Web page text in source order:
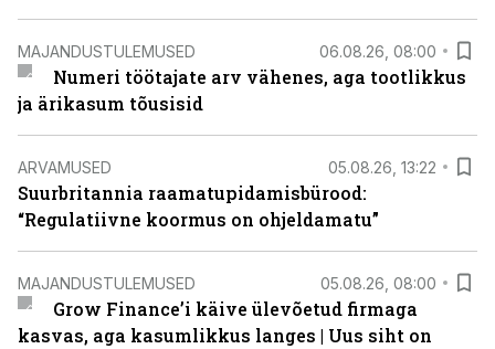
MAJANDUSTULEMUSED 06.08.26, 08:00
Numeri töötajate arv vähenes, aga tootlikkus
ja ärikasum tõusisid
ARVAMUSED 05.08.26, 13:22
Suurbritannia raamatupidamisbürood:
“Regulatiivne koormus on ohjeldamatu”
MAJANDUSTULEMUSED 05.08.26, 08:00
Grow Finance’i käive ülevõetud firmaga
kasvas, aga kasumlikkus langes | Uus siht on